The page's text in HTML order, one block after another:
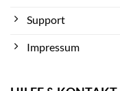
Support
Impressum